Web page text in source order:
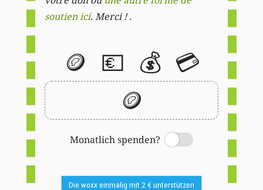
soutien ici. Merci ! .
🪙 💶 💰 💳
🪙
Monatlich spenden?
Switch
Die woxx einmalig mit 2 € unterstützen